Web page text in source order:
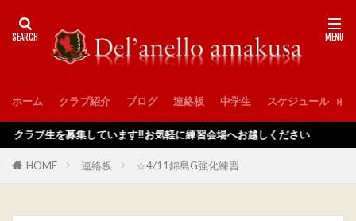
ホーム クラブ紹介 ブログ 連絡板 中学生 スケジュール
ブ生を募集しています‼️お気軽に練習会場へお越しください
HOME 連絡板 ☆4/11錦島G強化練習